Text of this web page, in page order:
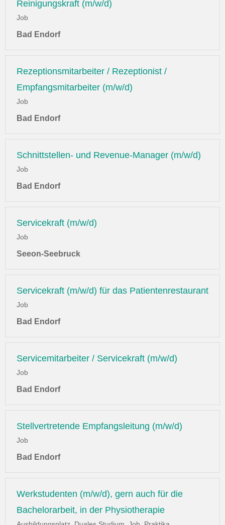
Reinigungskraft (m/w/d)
Job
Bad Endorf
Rezeptionsmitarbeiter / Rezeptionist /
Empfangsmitarbeiter (m/w/d)
Job
Bad Endorf
Schnittstellen- und Revenue-Manager (m/w/d)
Job
Bad Endorf
Servicekraft (m/w/d)
Job
Seeon-Seebruck
Servicekraft (m/w/d) für das Patientenrestaurant
Job
Bad Endorf
Servicemitarbeiter / Servicekraft (m/w/d)
Job
Bad Endorf
Stellvertretende Empfangsleitung (m/w/d)
Job
Bad Endorf
Werkstudenten (m/w/d), gern auch für die
Bachelorarbeit, in der Physiotherapie